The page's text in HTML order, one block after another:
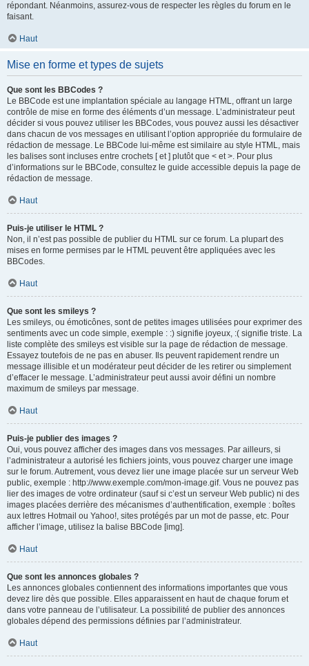
répondant. Néanmoins, assurez-vous de respecter les règles du forum en le
faisant.
Haut
Mise en forme et types de sujets
Que sont les BBCodes ?
Le BBCode est une implantation spéciale au langage HTML, offrant un large
contrôle de mise en forme des éléments d’un message. L’administrateur peut
décider si vous pouvez utiliser les BBCodes, vous pouvez aussi les désactiver
dans chacun de vos messages en utilisant l’option appropriée du formulaire de
rédaction de message. Le BBCode lui-même est similaire au style HTML, mais
les balises sont incluses entre crochets [ et ] plutôt que < et >. Pour plus
d’informations sur le BBCode, consultez le guide accessible depuis la page de
rédaction de message.
Haut
Puis-je utiliser le HTML ?
Non, il n’est pas possible de publier du HTML sur ce forum. La plupart des
mises en forme permises par le HTML peuvent être appliquées avec les
BBCodes.
Haut
Que sont les smileys ?
Les smileys, ou émoticônes, sont de petites images utilisées pour exprimer des
sentiments avec un code simple, exemple : :) signifie joyeux, :( signifie triste. La
liste complète des smileys est visible sur la page de rédaction de message.
Essayez toutefois de ne pas en abuser. Ils peuvent rapidement rendre un
message illisible et un modérateur peut décider de les retirer ou simplement
d’effacer le message. L’administrateur peut aussi avoir défini un nombre
maximum de smileys par message.
Haut
Puis-je publier des images ?
Oui, vous pouvez afficher des images dans vos messages. Par ailleurs, si
l’administrateur a autorisé les fichiers joints, vous pouvez charger une image
sur le forum. Autrement, vous devez lier une image placée sur un serveur Web
public, exemple : http://www.exemple.com/mon-image.gif. Vous ne pouvez pas
lier des images de votre ordinateur (sauf si c’est un serveur Web public) ni des
images placées derrière des mécanismes d’authentification, exemple : boîtes
aux lettres Hotmail ou Yahoo!, sites protégés par un mot de passe, etc. Pour
afficher l’image, utilisez la balise BBCode [img].
Haut
Que sont les annonces globales ?
Les annonces globales contiennent des informations importantes que vous
devez lire dès que possible. Elles apparaissent en haut de chaque forum et
dans votre panneau de l’utilisateur. La possibilité de publier des annonces
globales dépend des permissions définies par l’administrateur.
Haut